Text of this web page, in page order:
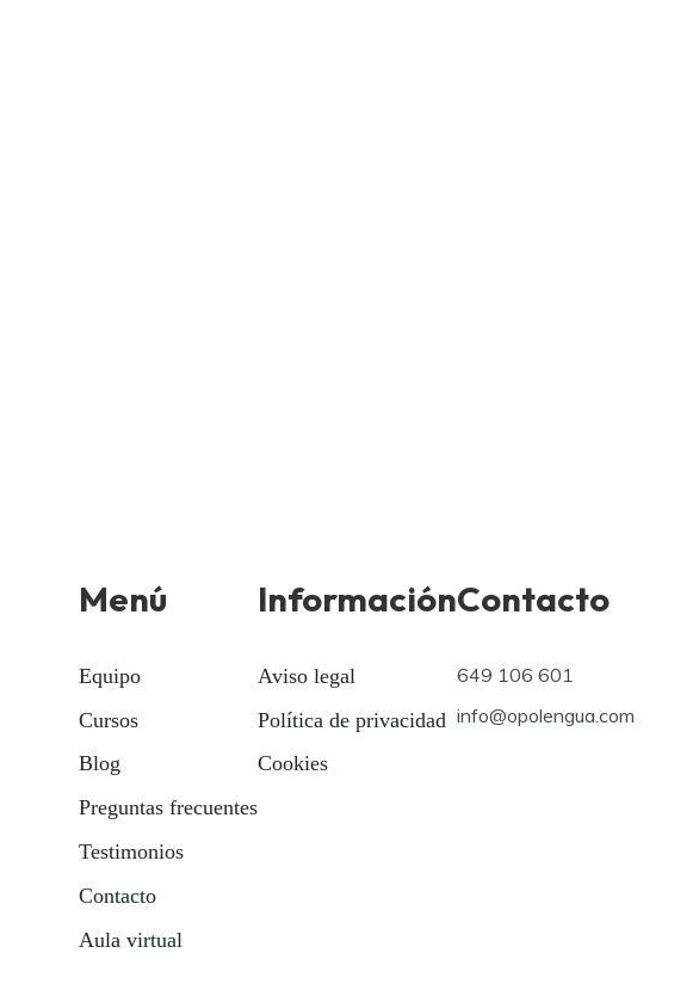
Menú
Equipo
Cursos
Blog
Preguntas frecuentes
Testimonios
Contacto
Aula virtual
Información
Aviso legal
Política de privacidad
Cookies
Contacto
649 106 601
info@opolengua.com